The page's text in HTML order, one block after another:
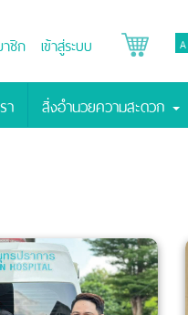
ชิก เข้าสู่ระบบ A
า สิ่งอำนวยความสะดวก